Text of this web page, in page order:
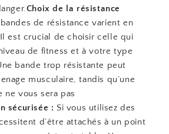
Choix de la résistance
de résistance varient en
est crucial de choisir celle qui
de fitness et à votre type
bande trop résistante peut
musculaire, tandis qu’une
ne vous sera pas
sécurisée : Si vous utilisez des
d’être attachés à un point